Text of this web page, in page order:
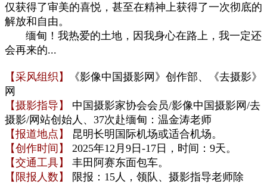
仅获得了审美的喜悦，甚至在精神上获得了一次彻底的
解放和自由。
缅甸！我热爱的土地，因我身心在路上，我一定还
会再来的...
【采风组织】
《影像中国摄影网》创作部、《去摄影》
网
【摄影指导】 中国摄影家协会会员/影像中国摄影网 /去
摄影/网站创始人、37次赴缅甸：温金涛老师
【报道地点】 昆明长明国际机场或适合机场。
【创作时间】
2025年12月9日-17日，时间：9天。
【交通工具】 丰田阿赛东面包车。
【限报人数】
限报：15人，领队、摄影指导老师除